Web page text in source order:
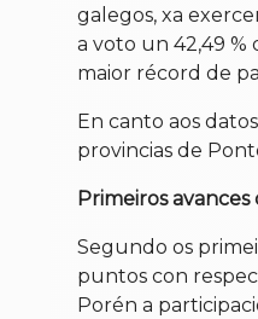
galegos, xa
a voto un 42,49 %
maior récord de
En canto aos
provincias de
Primeiros
Segundo os
puntos con
Porén a